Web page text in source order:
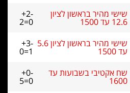
שישי מהיר בראשון לציון
12.6 עד 1500
+2-
2=0
שישי מהיר בראשון לציון 5.6
עד 1500
+3-
0=1
שח אקטיבי בשבועות עד
1600
+0-
5=0